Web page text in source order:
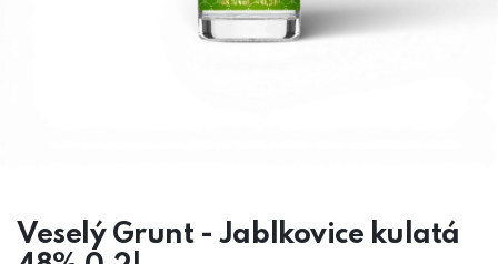
Veselý Grunt - Jablkovice kulatá